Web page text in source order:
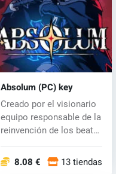
Absolum (PC) key
Creado por el visionario
equipo responsable de la
reinvención de los beat
8.08 € 13 tiendas